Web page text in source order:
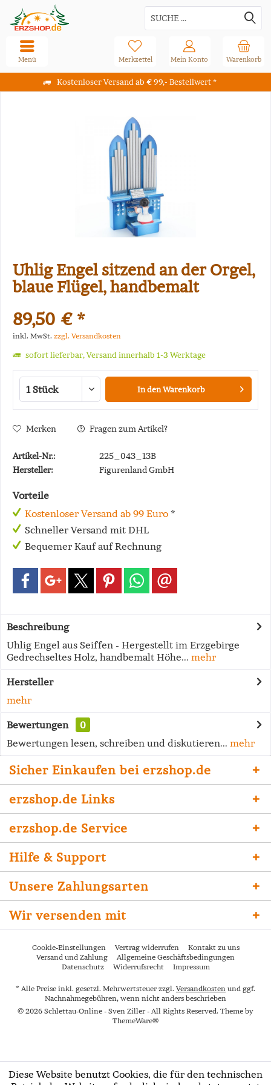
Kostenloser Versand ab € 99,- Bestellwert *
Warenkorb
Merkzettel Mein Konto
Menü
Uhlig Engel sitzend an der Orgel,
blaue Flügel, handbemalt
89,50 € *
inkl. MwSt. zzgl. Versandkosten
sofort lieferbar, Versand innerhalb 1-3 Werktage
In denWarenkorb
Merken Fragen zum Artikel?
Artikel-Nr.:
225_043_13B
Hersteller:
Figurenland GmbH
Vorteile
Kostenloser Versand ab 99 Euro *
Schneller Versand mit DHL
Bequemer Kauf auf Rechnung
Beschreibung
Uhlig Engel aus Seiffen - Hergestellt im Erzgebirge
Gedrechseltes Holz, handbemalt Höhe... mehr
Hersteller
mehr
Bewertungen
0
Bewertungen lesen, schreiben und diskutieren... mehr
Sicher Einkaufen bei erzshop.de
erzshop.de Links
erzshop.de Service
Hilfe & Support
Unsere Zahlungsarten
Wir versenden mit
Cookie-Einstellungen Vertrag widerrufen
Kontakt zu uns
Versand und Zahlung
Allgemeine Geschäftsbedingungen
Datenschutz
Widerrufsrecht Impressum
* Alle Preise inkl. gesetzl. Mehrwertsteuer zzgl. Versandkosten und ggf.
Nachnahmegebühren, wenn nicht anders beschrieben
© 2026 Schlettau-Online - Sven Ziller - All Rights Reserved. Theme by
ThemeWare®
Diese Website benutzt Cookies, die für den technischen